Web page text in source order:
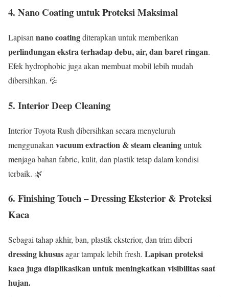
4. Nano Coating untuk Proteksi Maksimal
Lapisan nano coatingditerapkan untuk memberikan
perlindungan ekstra terhadap debu, air, dan baret ringan.
Efek hydrophobic juga akan membuat mobil lebih mudah
dibersihkan. 💦
5. Interior Deep Cleaning
Interior Toyota Rush dibersihkan secara menyeluruh
menggunakan vacuum extraction & steam cleaninguntuk
menjaga bahan fabric, kulit, dan plastik tetap dalam kondisi
terbaik. 🌿
6. Finishing Touch – Dressing Eksterior & Proteksi
Kaca
Sebagai tahap akhir, ban, plastik eksterior, dan trim diberi
dressing khususagar tampak lebih fresh. Lapisan proteksi
kaca juga diaplikasikan untuk meningkatkan visibilitas saat
hujan.